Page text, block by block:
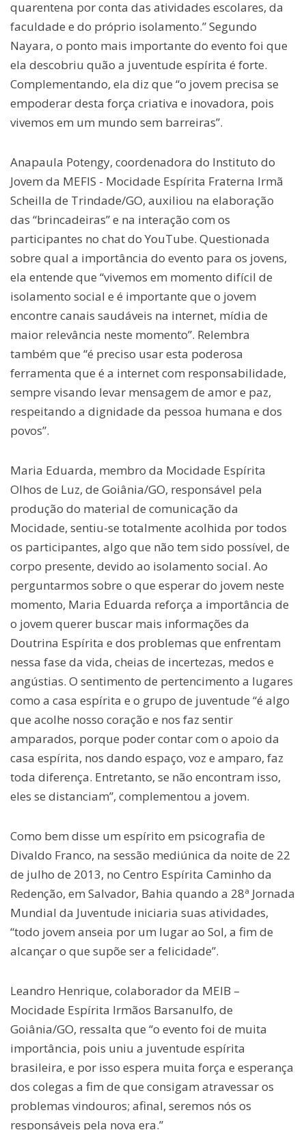
quarentena por conta das atividades escolares, da
faculdade e do próprio isolamento.” Segundo
Nayara, o ponto mais importante do evento foi que
ela descobriu quão a juventude espírita é forte.
Complementando, ela diz que “o jovem precisa se
empoderar desta força criativa e inovadora, pois
vivemos em um mundo sem barreiras”.
Anapaula Potengy, coordenadora do Instituto do
Jovem da MEFIS - Mocidade Espírita Fraterna Irmã
Scheilla de Trindade/GO, auxiliou na elaboração
das “brincadeiras” e na interação com os
participantes no chat do YouTube. Questionada
sobre qual a importância do evento para os jovens,
ela entende que “vivemos em momento difícil de
isolamento social e é importante que o jovem
encontre canais saudáveis na internet, mídia de
maior relevância neste momento”. Relembra
também que “é preciso usar esta poderosa
ferramenta que é a internet com responsabilidade,
sempre visando levar mensagem de amor e paz,
respeitando a dignidade da pessoa humana e dos
povos”.
Maria Eduarda, membro da Mocidade Espírita
Olhos de Luz, de Goiânia/GO, responsável pela
produção do material de comunicação da
Mocidade, sentiu-se totalmente acolhida por todos
os participantes, algo que não tem sido possível, de
corpo presente, devido ao isolamento social. Ao
perguntarmos sobre o que esperar do jovem neste
momento, Maria Eduarda reforça a importância de
o jovem querer buscar mais informações da
Doutrina Espírita e dos problemas que enfrentam
nessa fase da vida, cheias de incertezas, medos e
angústias. O sentimento de pertencimento a lugares
como a casa espírita e o grupo de juventude “é algo
que acolhe nosso coração e nos faz sentir
amparados, porque poder contar com o apoio da
casa espírita, nos dando espaço, voz e amparo, faz
toda diferença. Entretanto, se não encontram isso,
eles se distanciam”, complementou a jovem.
Como bem disse um espírito em psicografia de
Divaldo Franco, na sessão mediúnica da noite de 22
de julho de 2013, no Centro Espírita Caminho da
Redenção, em Salvador, Bahia quando a 28ª Jornada
Mundial da Juventude iniciaria suas atividades,
“todo jovem anseia por um lugar ao Sol, a fim de
alcançar o que supõe ser a felicidade”.
Leandro Henrique, colaborador da MEIB –
Mocidade Espírita Irmãos Barsanulfo, de
Goiânia/GO, ressalta que “o evento foi de muita
importância, pois uniu a juventude espírita
brasileira, e por isso espera muita força e esperança
dos colegas a fim de que consigam atravessar os
problemas vindouros; afinal, seremos nós os
responsáveis pela nova era.”